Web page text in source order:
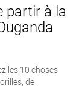
partir à la
les 10 choses
de